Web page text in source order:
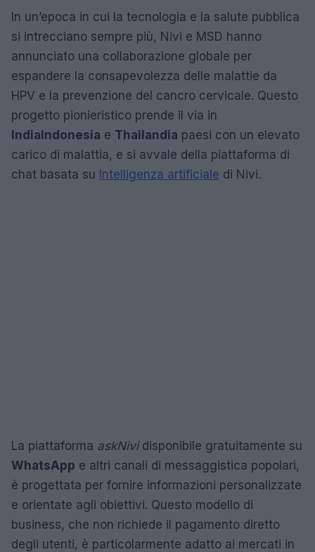
In un’epoca in cui la tecnologia e la salute pubblica
si intrecciano sempre più, Nivi e MSD hanno
annunciato una collaborazione globale per
espandere la consapevolezza delle malattie da
HPV e la prevenzione del cancro cervicale. Questo
progetto pionieristico prende il via in
India Indonesia e Thailandia paesi con un elevato
carico di malattia, e si avvale della piattaforma di
chat basata su Intelligenza artificiale di Nivi.
La piattaforma askNividisponibile gratuitamente su
WhatsApp e altri canali di messaggistica popolari,
è progettata per fornire informazioni personalizzate
e orientate agli obiettivi. Questo modello di
business, che non richiede il pagamento diretto
degli utenti, è particolarmente adatto ai mercati in